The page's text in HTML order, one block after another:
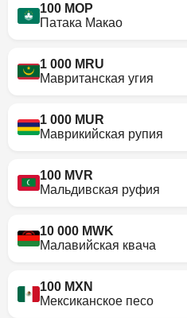
100 MOP
Патака Макао
1 000 MRU
Мавританская угия
1 000 MUR
Маврикийская рупия
100 MVR
Мальдивская руфия
10 000 MWK
Малавийская квача
100 MXN
Мексиканское песо